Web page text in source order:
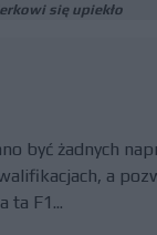
się upiekło
być żadnych
a
ta F1...